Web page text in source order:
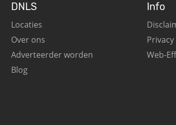
DNLS
Locaties
Over ons
Adverteerder worden
Blog
Info
Web-